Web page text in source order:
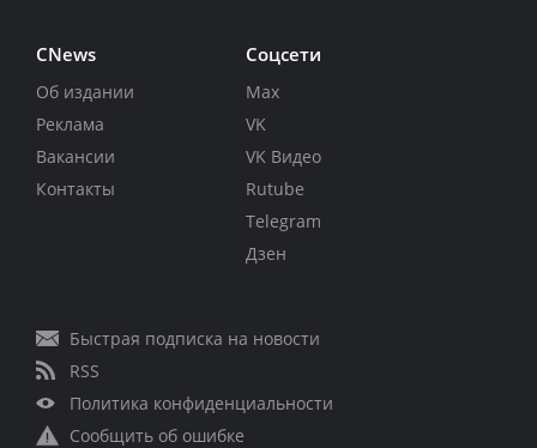
CNews
Об издании
Реклама
Вакансии
Контакты
Соцсети
Max
VK
VK Видео
Rutube
Telegram
Дзен
Быстрая подписка на новости
RSS
Политика конфиденциальности
Сообщить об ошибке